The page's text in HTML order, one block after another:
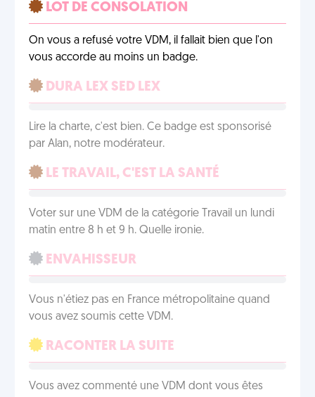
LOT DE CONSOLATION
On vous a refusé votre VDM, il fallait bien que l'on
vous accorde au moins un badge.
DURA LEX SED LEX
Lire la charte, c'est bien. Ce badge est sponsorisé
par Alan, notre modérateur.
LE TRAVAIL, C'EST LA SANTÉ
Voter sur une VDM de la catégorie Travail un lundi
matin entre 8 h et 9 h. Quelle ironie.
ENVAHISSEUR
Vous n'étiez pas en France métropolitaine quand
vous avez soumis cette VDM.
RACONTER LA SUITE
Vous avez commenté une VDM dont vous êtes